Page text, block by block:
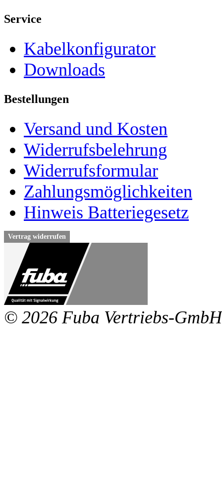
Service
Kabelkonfigurator
Downloads
Bestellungen
Versand und Kosten
Widerrufsbelehrung
Widerrufsformular
Zahlungsmöglichkeiten
Hinweis Batteriegesetz
Vertrag widerrufen
© 2026 Fuba Vertriebs-GmbH